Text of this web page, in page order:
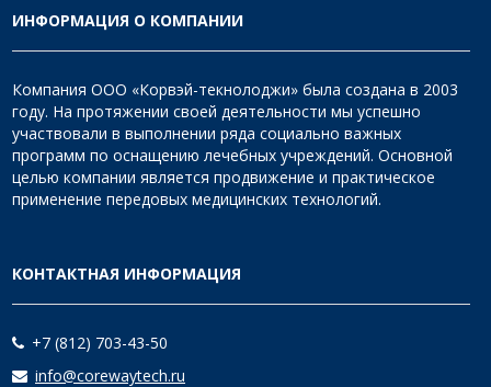
ИНФОРМАЦИЯ О КОМПАНИИ
Компания ООО «Корвэй-текнолоджи» была создана в 2003
году. На протяжении своей деятельности мы успешно
участвовали в выполнении ряда социально важных
программ по оснащению лечебных учреждений. Основной
целью компании является продвижение и практическое
применение передовых медицинских технологий.
КОНТАКТНАЯ ИНФОРМАЦИЯ
+7 (812) 703-43-50
info@corewaytech.ru